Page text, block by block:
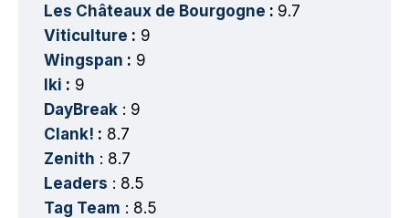
Les Châteaux de Bourgogne : 9.7
Viticulture : 9
Wingspan : 9
Iki : 9
DayBreak : 9
Clank! : 8.7
Zenith : 8.7
Leaders : 8.5
Tag Team : 8.5